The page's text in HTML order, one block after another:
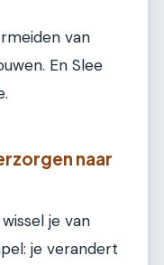
van
En Slee
naar
je van
je verandert